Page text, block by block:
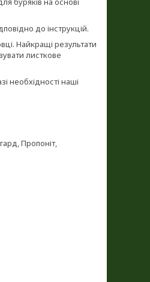
до інструкцій.
Найкращі результати
листкове
необхідності наші
Пропоніт,